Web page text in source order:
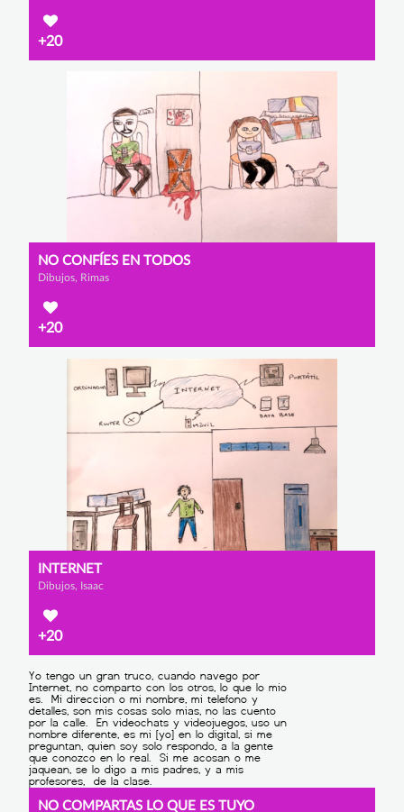
+20
NO CONFÍES EN TODOS
Dibujos, Rimas
+20
INTERNET
Dibujos, Isaac
+20
NO COMPARTAS LO QUE ES TUYO